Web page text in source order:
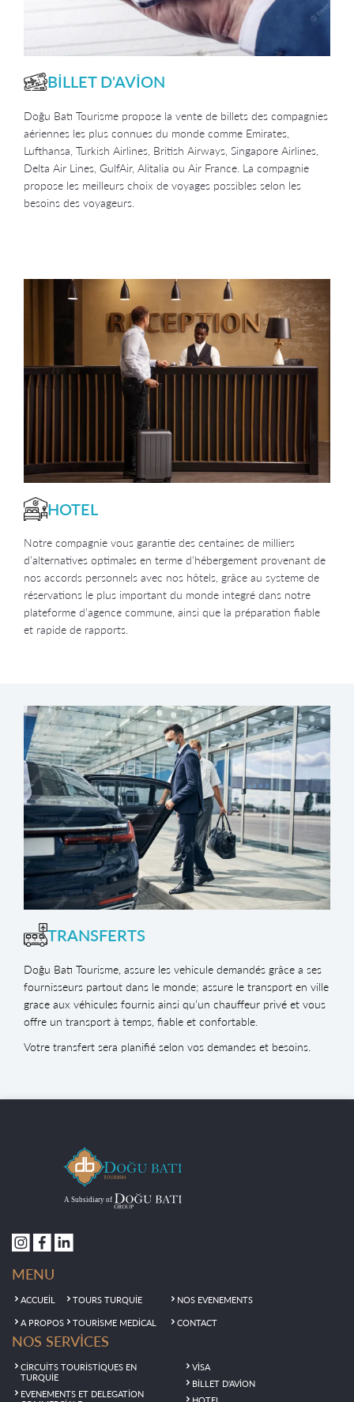
BİLLET D'AVİON
Doğu Batı Tourisme propose la vente de billets des compagnies
aériennes les plus connues du monde comme Emirates,
Lufthansa, Turkish Airlines, British Airways, Singapore Airlines,
Delta Air Lines, GulfAir, Alitalia ou Air France. La compagnie
propose les meilleurs choix de voyages possibles selon les
besoins des voyageurs.
HOTEL
Notre compagnie vous garantie des centaines de milliers
d’alternatives optimales en terme d’hébergement provenant de
nos accords personnels avec nos hôtels, grâce au systeme de
réservations le plus important du monde integré dans notre
plateforme d’agence commune, ainsi que la préparation fiable
et rapide de rapports.
TRANSFERTS
Doğu Batı Tourisme, assure les vehicule demandés grâce a ses
fournisseurs partout dans le monde; assure le transport en ville
grace aux véhicules fournis ainsi qu’un chauffeur privé et vous
offre un transport à temps, fiable et confortable.
Votre transfert sera planifié selon vos demandes et besoins.
MENU
ACCUEİL
A PROPOS
TOURS TURQUİE
TOURİSME MEDİCAL
NOS EVENEMENTS
CONTACT
NOS SERVİCES
CİRCUİTS TOURİSTİQUES EN
TURQUİE
EVENEMENTS ET DELEGATİON
VİSA
BİLLET D'AVİON